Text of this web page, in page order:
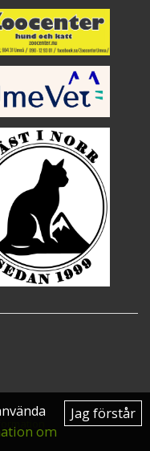
Jag förstår
om